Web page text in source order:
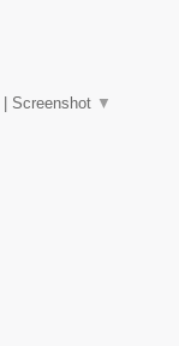
| Screenshot ▼